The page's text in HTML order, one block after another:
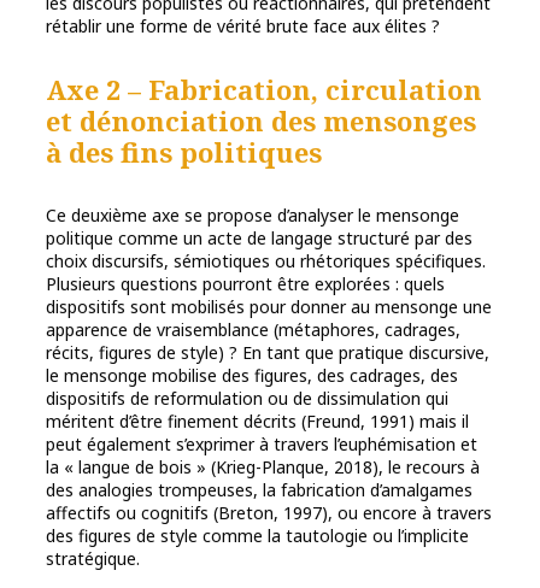
rétablir une forme de vérité brute face aux élites ?
Axe 2 – Fabrication, circulation
et dénonciation des mensonges
à des fins politiques
Ce deuxième axe se propose d’analyser le mensonge
politique comme un acte de langage structuré par des
choix discursifs, sémiotiques ou rhétoriques spécifiques.
Plusieurs questions pourront être explorées : quels
dispositifs sont mobilisés pour donner au mensonge une
apparence de vraisemblance (métaphores, cadrages,
récits, figures de style) ? En tant que pratique discursive,
le mensonge mobilise des figures, des cadrages, des
dispositifs de reformulation ou de dissimulation qui
méritent d’être finement décrits (Freund, 1991) mais il
peut également s’exprimer à travers l’euphémisation et
la « langue de bois » (Krieg-Planque, 2018), le recours à
des analogies trompeuses, la fabrication d’amalgames
affectifs ou cognitifs (Breton, 1997), ou encore à travers
des figures de style comme la tautologie ou l’implicite
stratégique.